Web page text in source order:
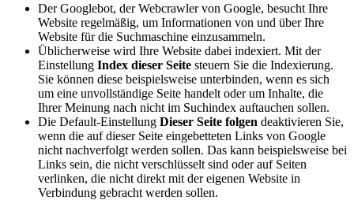
Der Googlebot, der Webcrawler von Google, besucht Ihre
Website regelmäßig, um Informationen von und über Ihre
Website für die Suchmaschine einzusammeln.
Üblicherweise wird Ihre Website dabei indexiert. Mit der
Einstellung Index dieser Seite steuern Sie die Indexierung.
Sie können diese beispielsweise unterbinden, wenn es sich
um eine unvollständige Seite handelt oder um Inhalte, die
Ihrer Meinung nach nicht im Suchindex auftauchen sollen.
Die Default-Einstellung Dieser Seite folgen deaktivieren Sie,
wenn die auf dieser Seite eingebetteten Links von Google
nicht nachverfolgt werden sollen. Das kann beispielsweise bei
Links sein, die nicht verschlüsselt sind oder auf Seiten
verlinken, die nicht direkt mit der eigenen Website in
Verbindung gebracht werden sollen.